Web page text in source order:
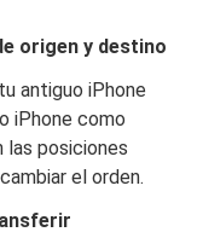
origen y destino
antiguo iPhone
iPhone como
las posiciones
el orden.